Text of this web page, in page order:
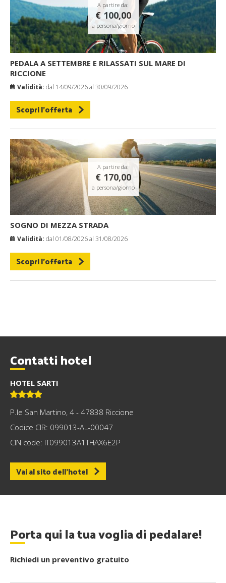
A partire da:
€ 100,00
a persona/giorno
PEDALA A SETTEMBRE E RILASSATI SUL MARE DI
RICCIONE
Validità: dal 14/09/2026 al 30/09/2026
Scopri l'offerta
A partire da:
€ 170,00
a persona/giorno
SOGNO DI MEZZA STRADA
Validità: dal 01/08/2026 al 31/08/2026
Scopri l'offerta
Contatti hotel
HOTEL SARTI
P.le San Martino, 4 - 47838 Riccione
Codice CIR: 099013-AL-00047
CIN code: IT099013A1THAX6E2P
Vai al sito dell'hotel
Porta qui la tua voglia di pedalare!
Richiedi un preventivo gratuito